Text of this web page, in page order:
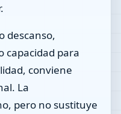
descanso,
capacidad para
conviene
La
pero no sustituye